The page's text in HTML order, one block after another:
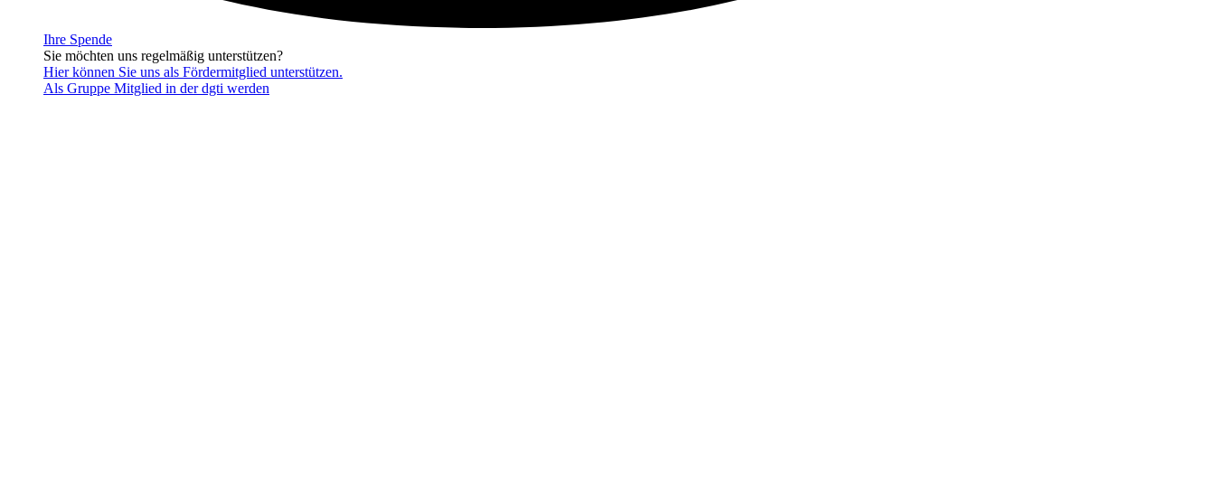
Ihre Spende
Sie möchten uns regelmäßig unterstützen?
Hier können Sie uns als Fördermitglied unterstützen.
Als Gruppe Mitglied in der dgti werden